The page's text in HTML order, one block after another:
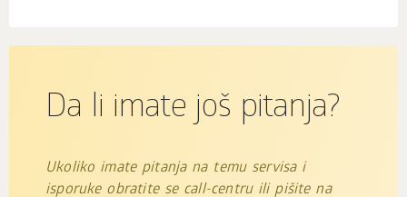
Da li imate još pitanja?
Ukoliko imate pitanja na temu servisa i
isporuke obratite se call-centru ili pišite na